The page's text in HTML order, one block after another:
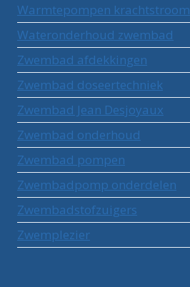
Warmtepompen krachtstroom
Wateronderhoud zwembad
Zwembad afdekkingen
Zwembad doseertechniek
Zwembad Jean Desjoyaux
Zwembad onderhoud
Zwembad pompen
Zwembadpomp onderdelen
Zwembadstofzuigers
Zwemplezier